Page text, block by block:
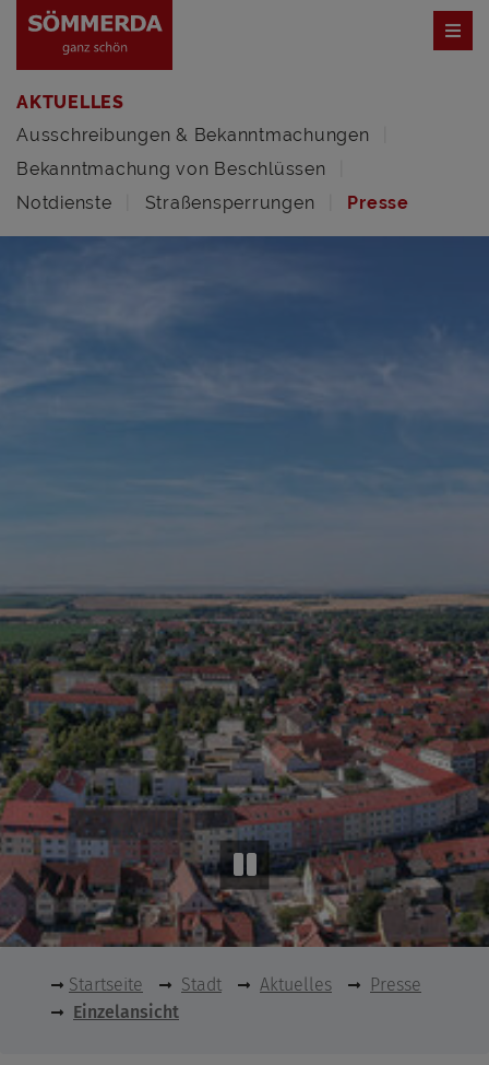
AKTUELLES
Ausschreibungen & Bekanntmachungen
Bekanntmachung von Beschlüssen
Notdienste
Straßensperrungen Presse
Startseite Stadt Aktuelles
Presse
Einzelansicht